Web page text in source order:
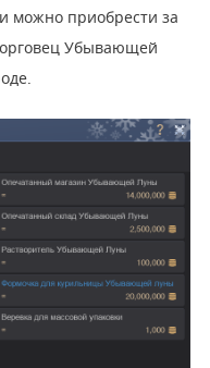
можно приобрести за
Убывающей